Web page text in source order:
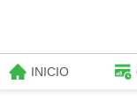
INICIO